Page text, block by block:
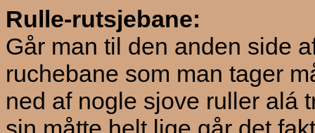
Rulle-rutsjebane:
Går man til den anden side
ruchebane som man tager
ned af nogle sjove ruller alá